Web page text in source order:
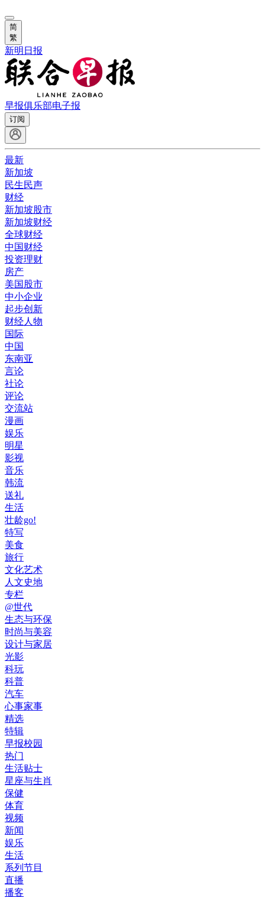
简
繁
新明日报
早报俱乐部电子报
订阅
最新
新加坡
民生民声
财经
新加坡股市
新加坡财经
全球财经
中国财经
投资理财
房产
美国股市
中小企业
起步创新
财经人物
国际
中国
东南亚
言论
社论
评论
交流站
漫画
娱乐
明星
影视
音乐
韩流
送礼
生活
壮龄go!
特写
美食
旅行
文化艺术
人文史地
专栏
@世代
生态与环保
时尚与美容
设计与家居
光影
科玩
科普
汽车
心事家事
精选
特辑
早报校园
热门
生活贴士
星座与生肖
保健
体育
视频
新闻
娱乐
生活
系列节目
直播
播客